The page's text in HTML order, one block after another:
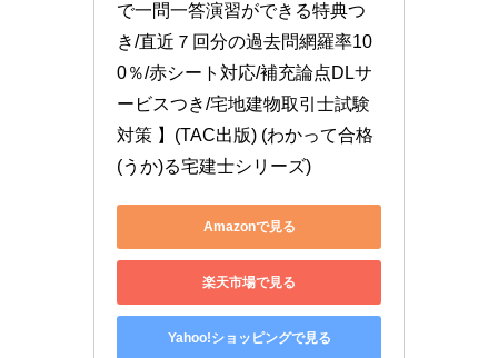
で一問一答演習ができる特典つ
き/直近７回分の過去問網羅率10
0％/赤シート対応/補充論点DLサ
ービスつき/宅地建物取引士試験
対策 】(TAC出版) (わかって合格
(うか)る宅建士シリーズ)
Amazonで見る
楽天市場で見る
Yahoo!ショッピングで見る